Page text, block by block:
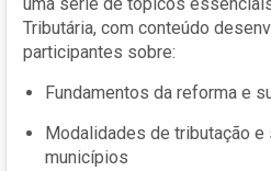
Tributária, com conteúdo
participantes sobre:
Fundamentos da reforma e
Modalidades de tributação e
municípios